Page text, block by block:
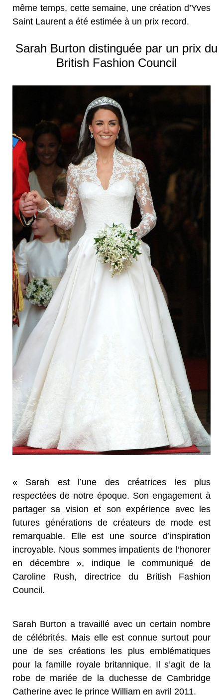
même temps, cette semaine, une création d’Yves
Saint Laurent a été estimée à un prix record.
Sarah Burton distinguée par un prix du
British Fashion Council
« Sarah est l’une des créatrices les plus
respectées de notre époque. Son engagement à
partager sa vision et son expérience avec les
futures générations de créateurs de mode est
remarquable. Elle est une source d’inspiration
incroyable. Nous sommes impatients de l’honorer
en décembre », indique le communiqué de
Caroline Rush, directrice du British Fashion
Council.
Sarah Burton a travaillé avec un certain nombre
de célébrités. Mais elle est connue surtout pour
une de ses créations les plus emblématiques
pour la famille royale britannique. Il s’agit de la
robe de mariée de la duchesse de Cambridge
Catherine avec le prince William en avril 2011.